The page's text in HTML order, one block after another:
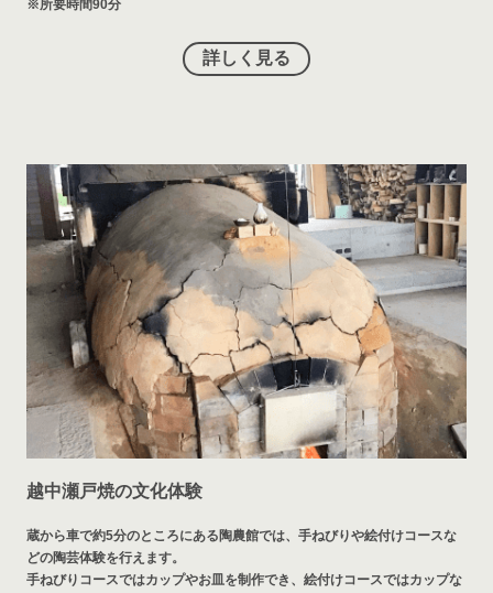
※所要時間90分
詳しく見る
越中瀬戸焼の文化体験
蔵から車で約5分のところにある陶農館では、手ねびりや絵付けコースな
どの陶芸体験を行えます。
手ねびりコースではカップやお皿を制作でき、絵付けコースではカップな